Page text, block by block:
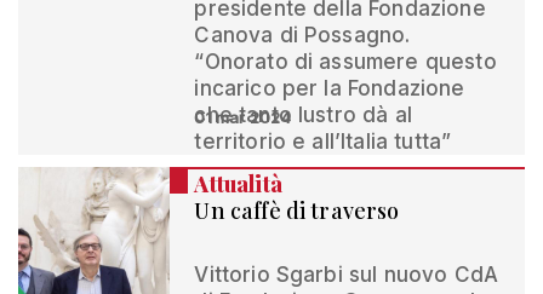
presidente della Fondazione
Canova di Possagno.
“Onorato di assumere questo
incarico per la Fondazione
che tanto lustro dà al
territorio e all’Italia tutta”
01 mar 2024
Attualità
Un caffè di traverso
Vittorio Sgarbi sul nuovo CdA